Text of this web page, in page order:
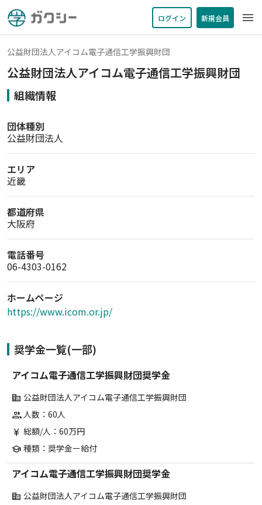
ログイン 新規会員 menu
公益財団法人アイコム電子通信工学振興財団
公益財団法人アイコム電子通信工学振興財団
組織情報
団体種別
公益財団法人
エリア
近畿
都道府県
大阪府
電話番号
06-4303-0162
ホームページ
https://www.icom.or.jp/
奨学金一覧(一部)
アイコム電子通信工学振興財団奨学金
corporate_fare 公益財団法人アイコム電子通信工学振興財団
group人数：60人
currency_yen 総額/人：60万円
school 種類：奨学金ー給付
アイコム電子通信工学振興財団奨学金
corporate_fare 公益財団法人アイコム電子通信工学振興財団